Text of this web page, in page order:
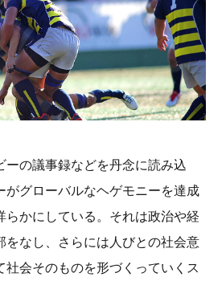
ーの議事録などを丹念に読み込
がグローバルなヘゲモニーを達成
らかにしている。それは政治や経
をなし、さらには人びとの社会意
社会そのものを形づくっていくス